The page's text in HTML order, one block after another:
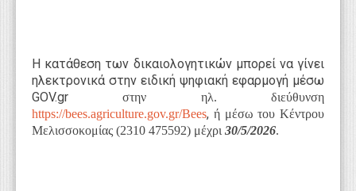
Η κατάθεση των δικαιολογητικών μπορεί να γίνει
ηλεκτρονικά στην ειδική ψηφιακή εφαρμογή μέσω
GOV.gr στην ηλ. διεύθυνση
https://bees.agriculture.gov.gr/Bees, ή μέσω του Κέντρου
Μελισσοκομίας (2310 475592) μέχρι 30/5/2026.